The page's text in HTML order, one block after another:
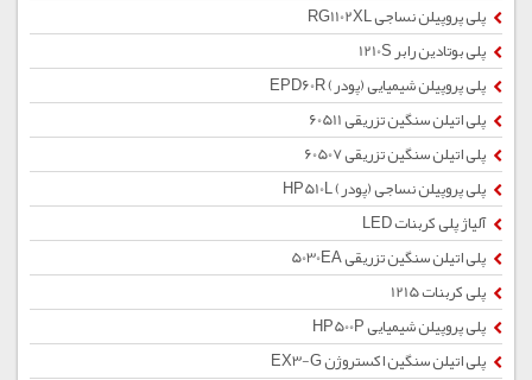
پلی پروپیلن نساجی RG1102XL
پلی بوتادین رابر 1210S
پلی پروپیلن شیمیایی (پودر) EPD60R
پلی اتیلن سنگین تزریقی 60511
پلی اتیلن سنگین تزریقی 60507
پلی پروپیلن نساجی (پودر) HP510L
آلیاژ پلی کربنات LED
پلی اتیلن سنگین تزریقی 5030EA
پلی کربنات 1215
پلی پروپیلن شیمیایی HP500P
پلی اتیلن سنگین اکستروژن EX3-G